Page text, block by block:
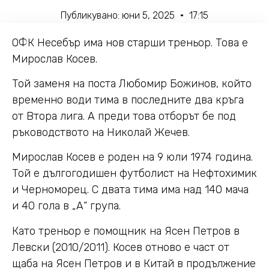
Публикувано: юни 5, 2025 17:15
ОФК Несебър има нов старши треньор. Това е
Мирослав Косев.
Той заменя на поста Любомир Божинов, който
временно води тима в последните два кръга
от Втора лига. А преди това отборът бе под
ръководството на Николай Жечев.
Мирослав Косев е роден на 9 юли 1974 година.
Той е дългогодишен футболист на Нефтохимик
и Черноморец. С двата тима има над 140 мача
и 40 гола в „А“ група.
Като треньор е помощник на Ясен Петров в
Левски (2010/2011). Косев отново е част от
щаба на Ясен Петров и в Китай в продължение